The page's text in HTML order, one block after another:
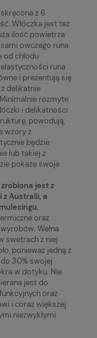
z 6
Włóczka jest też
ilość powietrza
owczego runa
chłodu
runa
i prezentują się
delikatnie
rozmyte
i delikatności
powodują,
wzory z
będzie
lub takiej z
pokaże swoje
jest z
Australii, a
oraz
Wełna
swetrach z niej
ponieważ jedną z
30% swojej
w dotyku. Nie
jest do
oraz
i coraz większej
niezwykłymi